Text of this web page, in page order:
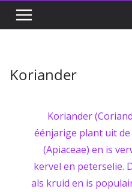
Koriander
Koriander
éénjarige plant uit
(Apiaceae) en is
kervel en peterselie.
als kruid en is